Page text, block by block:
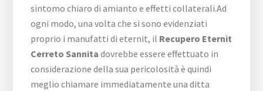
sintomo chiaro di amianto e effetti collaterali.Ad
ogni modo, una volta che si sono evidenziati
proprio i manufatti di eternit, il Recupero Eternit
Cerreto Sannita dovrebbe essere effettuato in
considerazione della sua pericolosità è quindi
meglio chiamare immediatamente una ditta